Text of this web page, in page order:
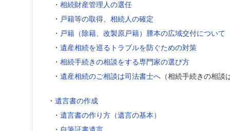
・ 相続財産管理人の選任
・ 戸籍等の取得、相続人の確定
・ 戸籍（除籍、改製原戸籍）謄本の広域交付について
・ 遺産相続を巡るトラブルを防ぐための対策
・ 相続手続きの相談をする専門家の選び方
・ 遺産相続のご相談は司法書士へ （相続手続きの相談
・ 遺言書の作成
・ 遺言書の作り方（遺言の基本）